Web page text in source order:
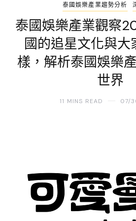
泰國娛樂產業趨勢分析
泰國娛樂產業觀察
國的追星文化與大
樣，解析泰國娛樂
世界
11 MINS READ 07/